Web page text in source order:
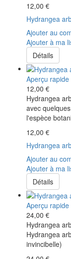
12,00 €
Hydrangea
Ajouter au
Ajouter à ma
Détails
Aperçu rapide
12,00 €
Hydrangea
avec
l'espèce
12,00 €
Hydrangea
Ajouter au
Ajouter à ma
Détails
Aperçu rapide
24,00 €
Hydrangea
Hydrangea
invincibelle)